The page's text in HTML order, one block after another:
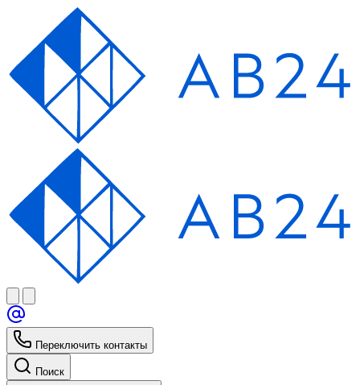
Переключить контакты
Поиск